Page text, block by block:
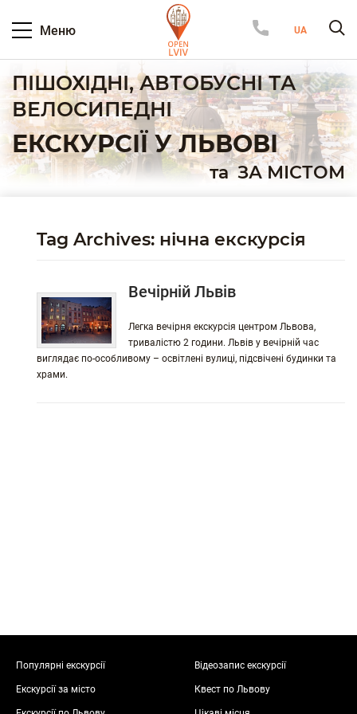
Меню
ПІШОХІДНІ, АВТОБУСНІ ТА
ВЕЛОСИПЕДНІ
ЕКСКУРСІЇ У ЛЬВОВІ
таЗА МІСТОМ
Tag Archives: нічна екскурсія
Вечірній Львів
Легка вечірня екскурсія центром Львова,
тривалістю 2 години. Львів у вечірній час
виглядає по-особливому – освітлені вулиці, підсвічені будинки та
храми.
Популярні екскурсії
Екскурсії за місто
Відеозапис екскурсії
Квест по Львову